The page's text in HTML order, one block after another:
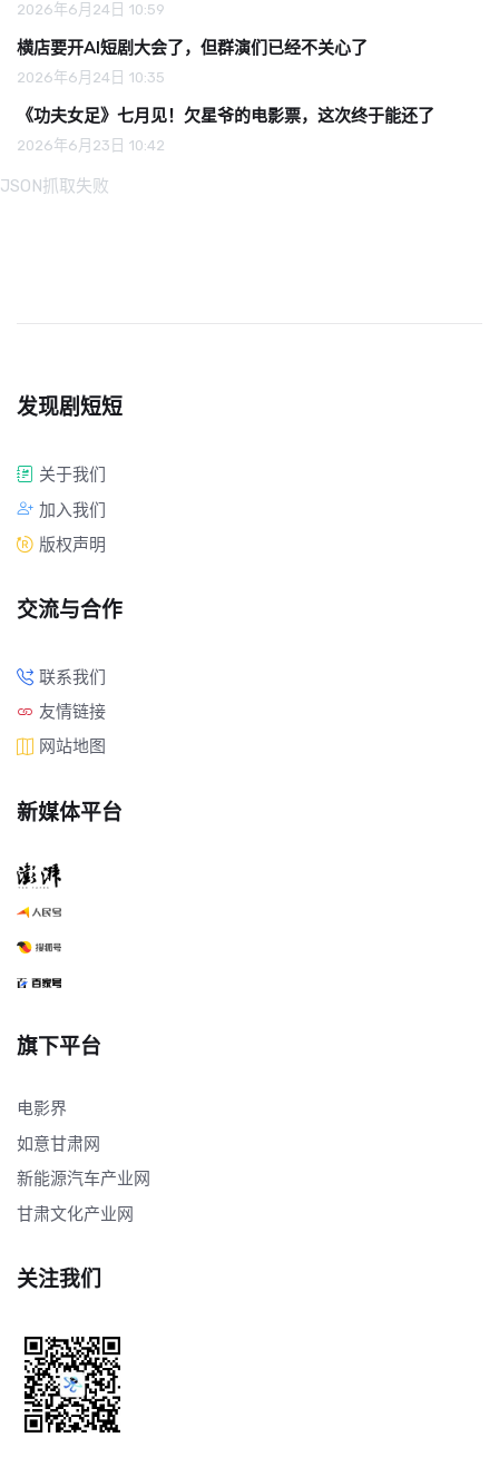
2026年6月24日 10:59
横店要开AI短剧大会了，但群演们已经不关心了
2026年6月24日 10:35
《功夫女足》七月见！欠星爷的电影票，这次终于能还了
2026年6月23日 10:42
JSON抓取失败
发现剧短短
关于我们
加入我们
版权声明
交流与合作
联系我们
友情链接
网站地图
新媒体平台
旗下平台
电影界
如意甘肃网
新能源汽车产业网
甘肃文化产业网
关注我们